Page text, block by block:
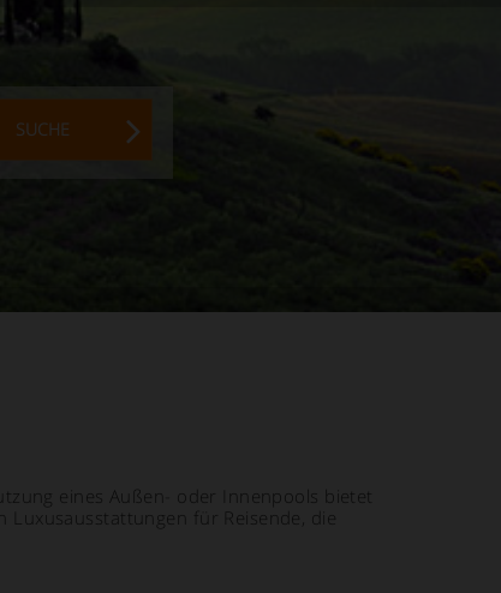
SUCHE
eines Außen- oder Innenpools bietet
für Reisende, die